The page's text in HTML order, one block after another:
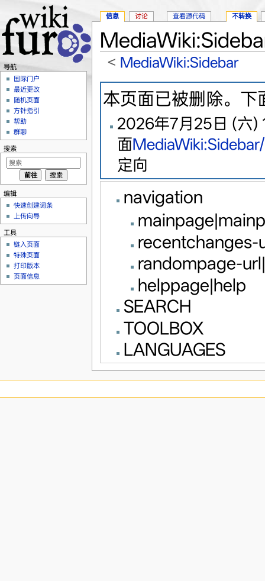
< MediaWiki:Sidebar
本页面已被删除。
2026年7月25日 (六)
面
定向
navigation
recentchanges-
randompage-
helppage|help
SEARCH
TOOLBOX
LANGUAGES
信息 讨论 查看源代码 不转换
导航
国际门户
最近更改
随机页面
方针指引
帮助
群聊
搜索
编辑
快速创建词条
上传向导
工具
链入页面
特殊页面
打印版本
页面信息